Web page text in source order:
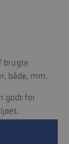
brugte
både, mm.
godt for